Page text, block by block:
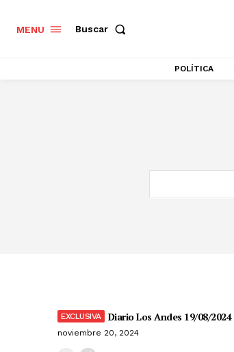
MENU Buscar
POLÍTICA
Diario Los Andes 19/08/2024
noviembre 20, 2024